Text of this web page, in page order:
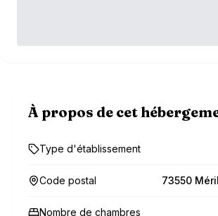
À propos de cet
Type d'établissement
Code postal 73550
Nombre de chambres